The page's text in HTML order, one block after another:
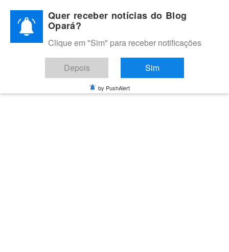
content
BLOG OPARÁ
Melhores notícias de Juazeiro, Petrolina e do Vale do São
Francisco
Quer receber notícias do Blog
Opará?
Clique em "Sim" para receber notificações
Depois Sim
by PushAlert